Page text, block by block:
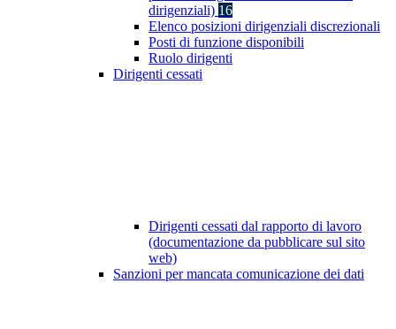
dirigenziali) 16
Elenco posizioni dirigenziali discrezionali
Posti di funzione disponibili
Ruolo dirigenti
Dirigenti cessati
Dirigenti cessati dal rapporto di lavoro
(documentazione da pubblicare sul sito
web)
Sanzioni per mancata comunicazione dei dati